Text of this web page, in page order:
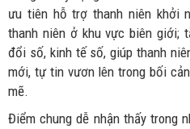
ưu tiên hỗ trợ thanh niên khởi
thanh niên ở khu vực biên giới;
đổi số, kinh tế số, giúp thanh
mới, tự tin vươn lên trong bối
mẽ.
Điểm chung dễ nhận thấy trong